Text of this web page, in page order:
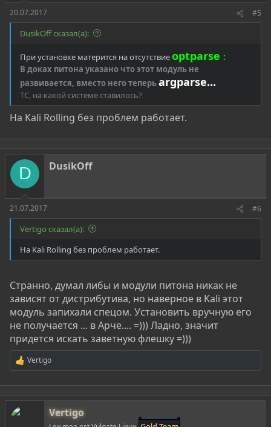
2.) Фаззинг ,непосредственно с уточнением вида
python angryFuzzer.py -u http://домен2-
3.) Фаззинг с использованием собственного словаря
python angryFuzzer.py -u http://домен2-
Скачивание/установка/запуск:
Код:
$ cd angryFuzzer
$ sudo pip install -r requirements.txt
$ python angryFuzzer.py
Дефолтные словари у этого инструмента содержатся в
Там можно увидеть наборы для различных баз данных,есть
там и словарь john.
прибавило настроения (из русских имён там есть natasha). И
почему-то обязательно стали включать в словарики
образцы нецензурной иностранной лексики.
Огорчило немного и то,что работать он у меня отказался
через туннели tor.
Через vpn - соединение заработал.
Результаты он предлагает просматривать в
ссылки иного цвета.
А пока завершаю обзор и всех вас благодарю за внимание.
20.07.2017
#5
DusikOff сказал(а):
При установке матерится на отсутствиеoptparse :
В доках питона указано что этот модуль не
развивается, вместо него теперьargparse...
ТС, на какой системе ставилось?
На Kali Rolling без проблем работает.
D DusikOff
21.07.2017 #6
Vertigo сказал(а):
На Kali Rolling без проблем работает.
Странно, думал либы и модули питона никак не
зависят от дистрибутива, но наверное в Kali этот
модуль запихали спецом. Установить вручную его
не получается ... в Арче.... =))) Ладно, значит
придется искать заветную флешку =)))
Р
е
а
ц
и
Vertigo
Vertigo